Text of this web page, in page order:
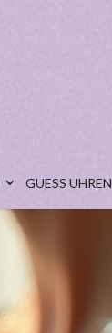
GUESS UHREN